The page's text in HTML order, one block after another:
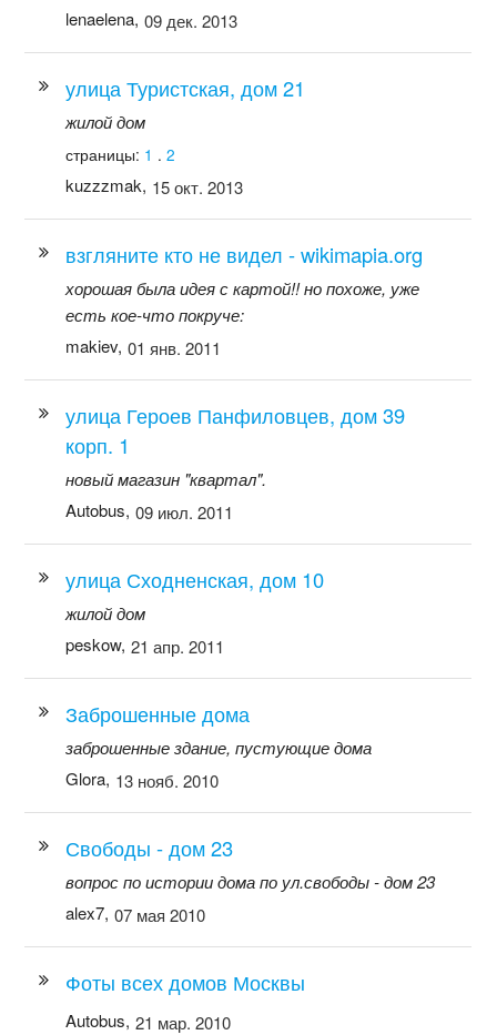
lenaelena, 09 дек. 2013
улица Туристская, дом 21
жилой дом
страницы: 1 .2
kuzzzmak, 15 окт. 2013
взгляните кто не видел - wikimapia.org
хорошая была идея с картой!! но похоже, уже
есть кое-что покруче:
makiev, 01 янв. 2011
улица Героев Панфиловцев, дом 39
корп. 1
новый магазин "квартал".
Autobus, 09 июл. 2011
улица Сходненская, дом 10
жилой дом
peskow, 21 апр. 2011
Заброшенные дома
заброшенные здание, пустующие дома
Glora, 13 нояб. 2010
Свободы - дом 23
вопрос по истории дома по ул.свободы - дом 23
alex7, 07 мая 2010
Фоты всех домов Москвы
Autobus, 21 мар. 2010